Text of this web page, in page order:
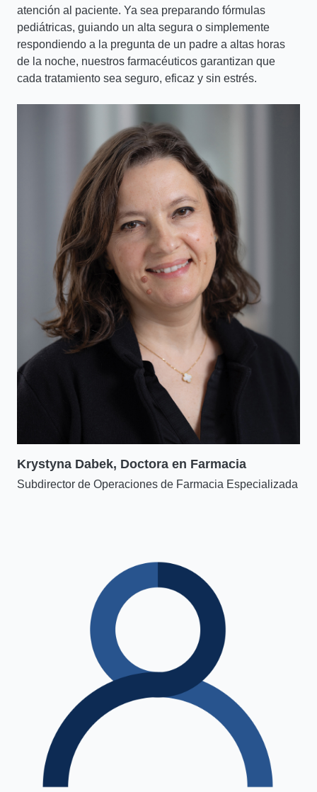
atención al paciente. Ya sea preparando fórmulas
pediátricas, guiando un alta segura o simplemente
respondiendo a la pregunta de un padre a altas horas
de la noche, nuestros farmacéuticos garantizan que
cada tratamiento sea seguro, eficaz y sin estrés.
Krystyna Dabek, Doctora en Farmacia
Subdirector de Operaciones de Farmacia Especializada